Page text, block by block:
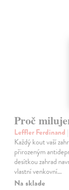
Proč
Leffler Ferdinand
Každý kout vaší
přirozeným
desítkou zahrad
vlastní venkovní…
Na sklade